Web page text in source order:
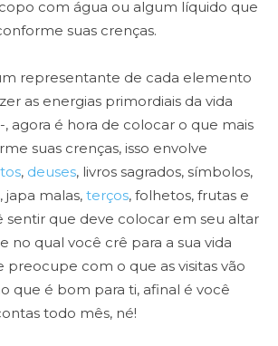
com água ou algum líquido que
suas crenças.
representante de cada elemento
as energias primordiais da vida
, agora é hora de colocar o que mais
suas crenças, isso envolve
, deuses, livros sagrados, símbolos,
japa malas, terços, folhetos, frutas e
sentir que deve colocar em seu altar
no qual você crê para a sua vida
preocupe com o que as visitas vão
que é bom para ti, afinal é você
todo mês, né!